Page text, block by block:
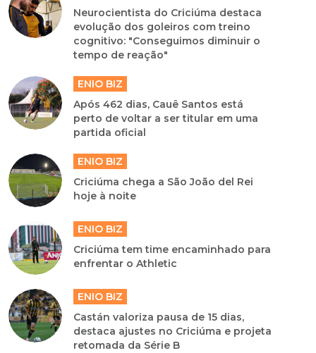
Neurocientista do Criciúma destaca
evolução dos goleiros com treino
cognitivo: "Conseguimos diminuir o
tempo de reação"
ENIO BIZ
Após 462 dias, Cauê Santos está
perto de voltar a ser titular em uma
partida oficial
ENIO BIZ
Criciúma chega a São João del Rei
hoje à noite
ENIO BIZ
Criciúma tem time encaminhado para
enfrentar o Athletic
ENIO BIZ
Castán valoriza pausa de 15 dias,
destaca ajustes no Criciúma e projeta
retomada da Série B